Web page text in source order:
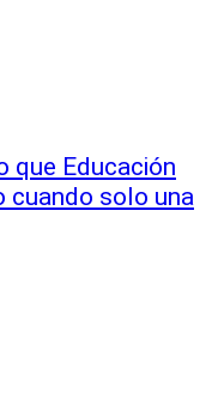
que Educación
cuando solo una